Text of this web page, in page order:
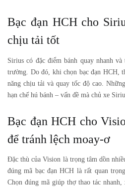
Bạc đạn HCH cho
chịu tải tốt
Sirius có đặc điểm bánh quay nhanh
trường. Do đó, khi chọn bạc đạn HCH,
năng chịu tải và quay tốc độ cao.
hạn chế hú bánh – vấn đề mà chủ xe
Bạc đạn HCH cho
để tránh lệch moay-ơ
Đặc thù của Vision là trọng tâm dồn
đúng mã bạc đạn HCH là rất quan
Chọn đúng mã giúp thợ thao tác